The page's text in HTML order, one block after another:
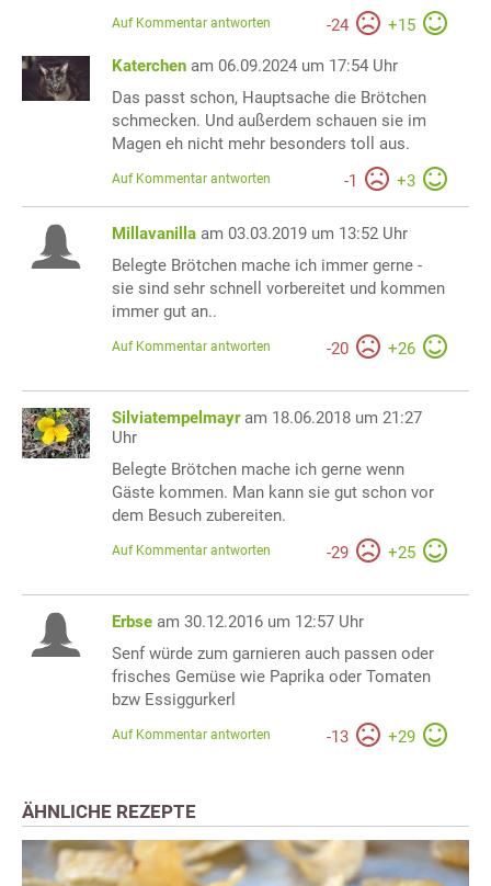
-24 +15
Auf Kommentar antworten
Katerchen am 06.09.2024 um 17:54 Uhr
Das passt schon, Hauptsache die Brötchen
schmecken. Und außerdem schauen sie im
Magen eh nicht mehr besonders toll aus.
-1 +3
Auf Kommentar antworten
Millavanilla am 03.03.2019 um 13:52 Uhr
Belegte Brötchen mache ich immer gerne -
sie sind sehr schnell vorbereitet und kommen
immer gut an..
-20 +26
Auf Kommentar antworten
Silviatempelmayr am 18.06.2018 um 21:27
Uhr
Belegte Brötchen mache ich gerne wenn
Gäste kommen. Man kann sie gut schon vor
dem Besuch zubereiten.
-29 +25
Auf Kommentar antworten
Erbse am 30.12.2016 um 12:57 Uhr
Senf würde zum garnieren auch passen oder
frisches Gemüse wie Paprika oder Tomaten
bzw Essiggurkerl
-13 +29
Auf Kommentar antworten
ÄHNLICHE REZEPTE